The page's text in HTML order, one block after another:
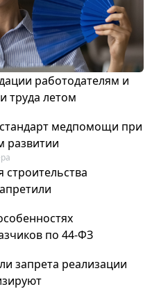
работодателям и
труда летом
медпомощи при
развитии
по 44-ФЗ
запрета реализации